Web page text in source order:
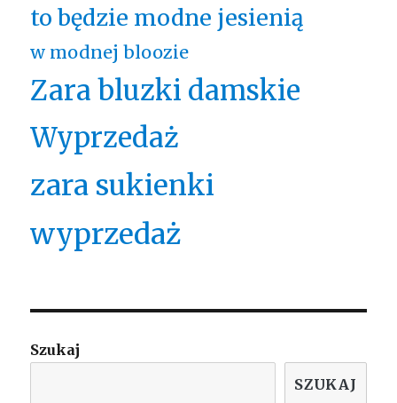
to będzie modne jesienią
w modnej bloozie
Zara bluzki damskie
Wyprzedaż
zara sukienki
wyprzedaż
Szukaj
SZUKAJ